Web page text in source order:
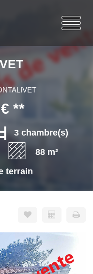
**
3 chambre(s)
88 m²
terrain